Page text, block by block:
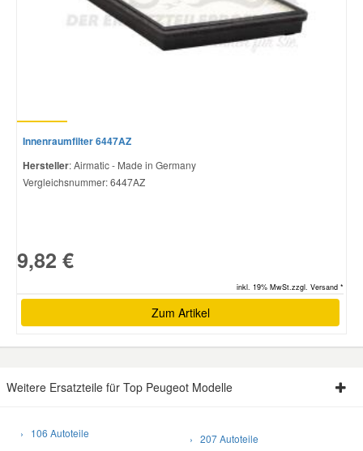
Innenraumfilter 6447AZ
Hersteller: Airmatic - Made in Germany
Vergleichsnummer:6447AZ
9,82 €
inkl. 19% MwSt.zzgl. Versand *
Zum Artikel
Weitere Ersatzteile für Top Peugeot Modelle
› 106 Autoteile
› 207 Autoteile